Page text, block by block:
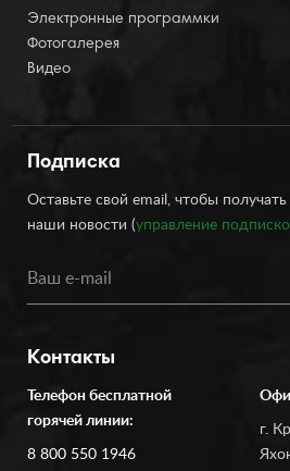
Электронные программки
Фотогалерея
Видео
Подписка
Оставьте свой email, чтобы получать
наши новости (управление
Контакты
Телефон бесплатной
горячей линии:
8 800 550 1946
г.